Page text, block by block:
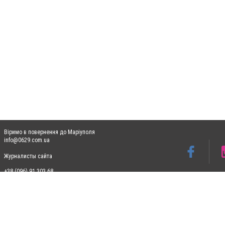
Віримо в повернення до Маріуполя
info@0629.com.ua
Журналисты сайта
+38 (096) 91 303 68